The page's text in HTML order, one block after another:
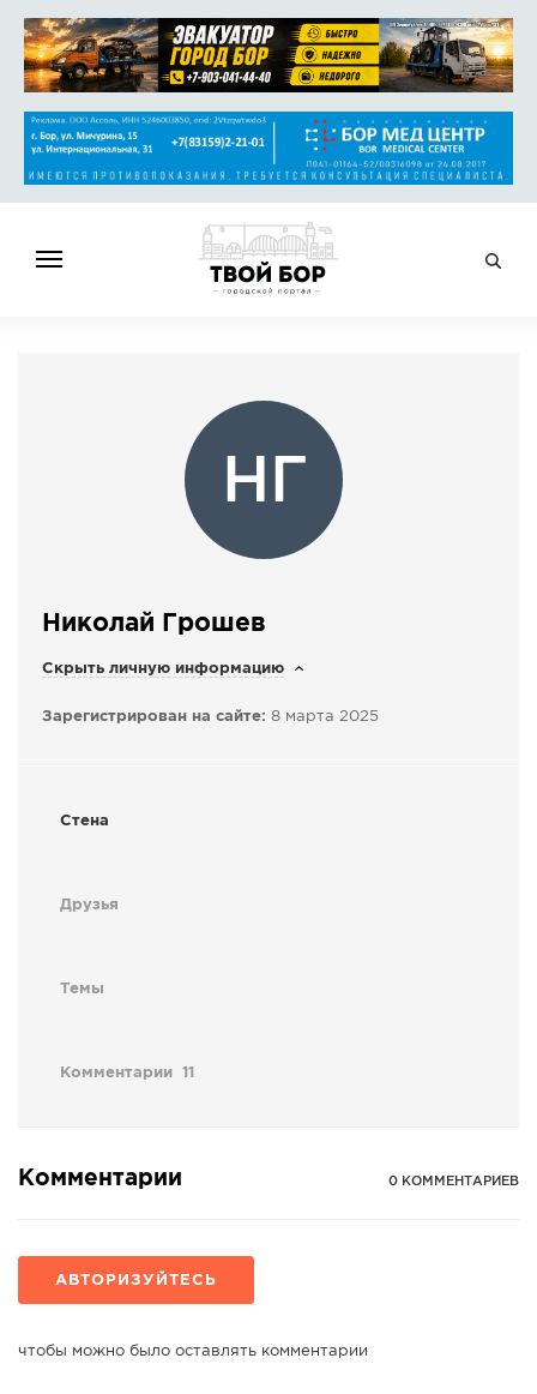
СПРАВОЧНИК
ОБЪЯВЛЕНИЯ
СТАТЬИ
ГОЛОСОВАНИЯ
НГ
Николай Грошев
Скрыть личную информацию
Зарегистрирован на сайте: 8 марта 2025
Стена
Друзья
Темы
Комментарии 11
Комментарии 0 КОММЕНТАРИЕВ
АВТОРИЗУЙТЕСЬ
чтобы можно было оставлять комментарии